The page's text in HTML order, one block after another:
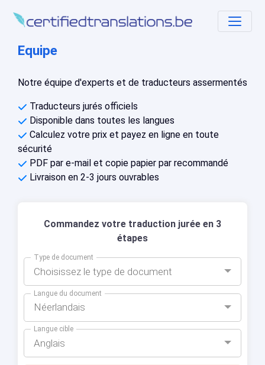
Equipe
Notre équipe d'experts et de traducteurs assermentés
Traducteurs jurés officiels
Disponible dans toutes les langues
Calculez votre prix et payez en ligne en toute
sécurité
PDF par e-mail et copie papier par recommandé
Livraison en 2-3 jours ouvrables
Commandez votre traduction jurée en 3
étapes
Type de document
Choisissez le type de document
Langue du document
Néerlandais
Langue cible
Anglais